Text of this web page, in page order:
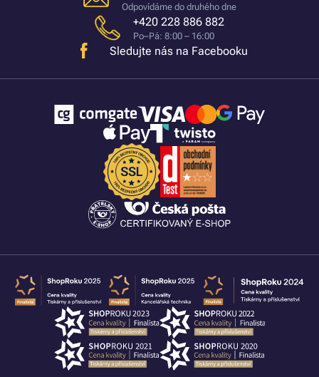
Odpovídáme do druhého dne
+420 228 886 882
Po–Pá: 8:00 – 16:00
Sledujte nás na Facebooku